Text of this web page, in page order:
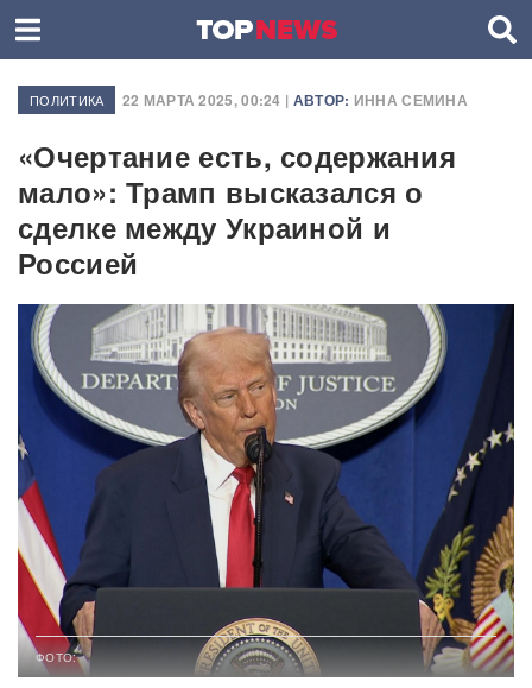
ПОЛИТИКА 22 МАРТА 2025, 00:24 | АВТОР: ИННА СЕМИНА
«Очертание есть, содержания
мало»: Трамп высказался о
сделке между Украиной и
Россией
ФОТО: